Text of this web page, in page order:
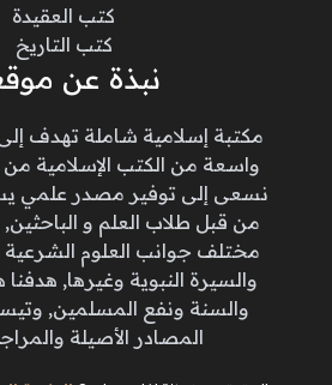
كتب العقيدة
كتب التاريخ
نبذة عن
مكتبة إسلامية شاملة تهدف
واسعة من الكتب الإسلامية
نسعى إلى توفير مصدر علمي
من قبل طلاب العلم و
مختلف جوانب العلوم الشرعية
والسيرة النبوية وغيرها,
والسنة ونفع المسلمين,
المصادر الأصيلة